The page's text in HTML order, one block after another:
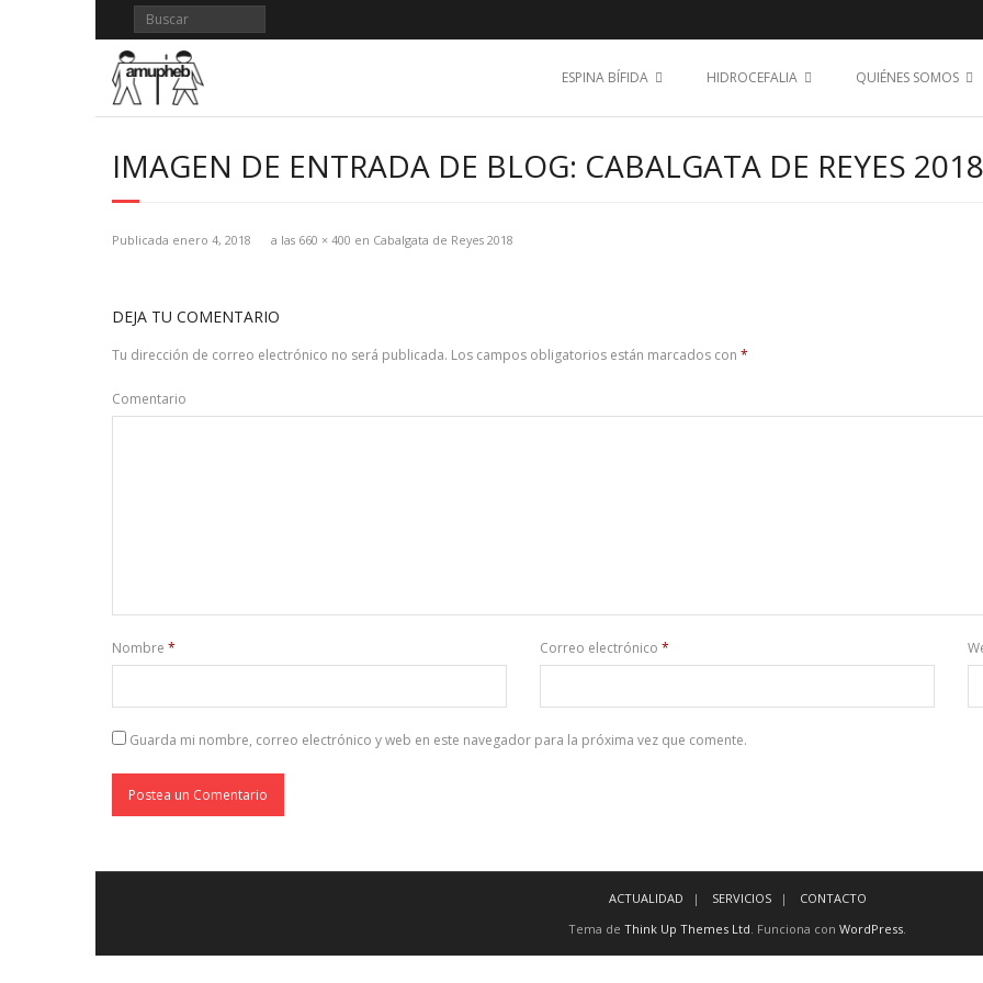
contenido
ESPINA BÍFIDA
HIDROCEFALIA QUIÉNES SOMOS
IMAGEN DE ENTRADA DE BLOG: CABALGATA DE REYES 2018
Publicada enero 4, 2018 a las 660 × 400 en Cabalgata de Reyes 2018
DEJA TU COMENTARIO
Tu dirección de correo electrónico no será publicada. Los campos obligatorios están marcados con *
Comentario
Nombre * Correo electrónico *
Guarda mi nombre, correo electrónico y web en este navegador para la próxima vez que comente.
ACTUALIDAD SERVICIOS
CONTACTO
Tema de Think Up Themes Ltd. Funciona con WordPress.